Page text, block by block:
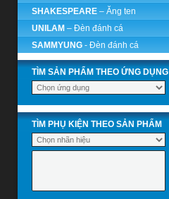
SHAKESPEARE – Ăng ten
UNILAM – Đèn đánh cá
SAMMYUNG - Đèn đánh cá
TÌM SẢN PHẨM THEO ỨNG DỤNG
TÌM PHỤ KIỆN THEO SẢN PHẨM